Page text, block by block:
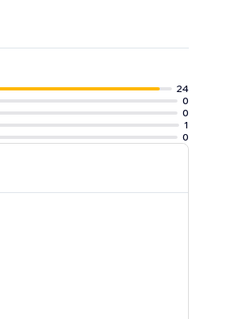
24
0
0
1
0